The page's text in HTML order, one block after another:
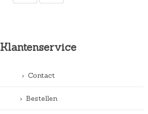
Klantenservice
Contact
Bestellen